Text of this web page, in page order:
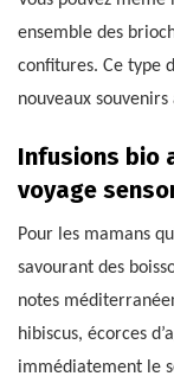
ensemble des
confitures. Ce type
nouveaux
Infusions bio
voyage
Pour les mamans
savourant des
notes
hibiscus, écorces
immédiatement le